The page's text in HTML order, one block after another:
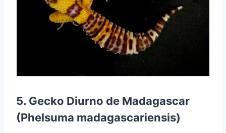
5. Gecko Diurno de Madagascar
(Phelsuma madagascariensis)